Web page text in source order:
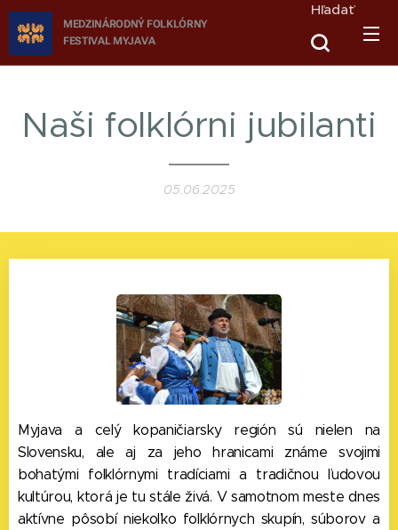
MEDZINÁRODNÝ FOLKLÓRNY
FESTIVAL MYJAVA
Hľadať
Naši folklórni jubilanti
05.06.2025
Myjava a celý kopaničiarsky región sú nielen na
Slovensku, ale aj za jeho hranicami známe svojimi
bohatými folklórnymi tradíciami a tradičnou ľudovou
kultúrou, ktorá je tu stále živá. V samotnom meste dnes
aktívne pôsobí niekoľko folklórnych skupín, súborov a